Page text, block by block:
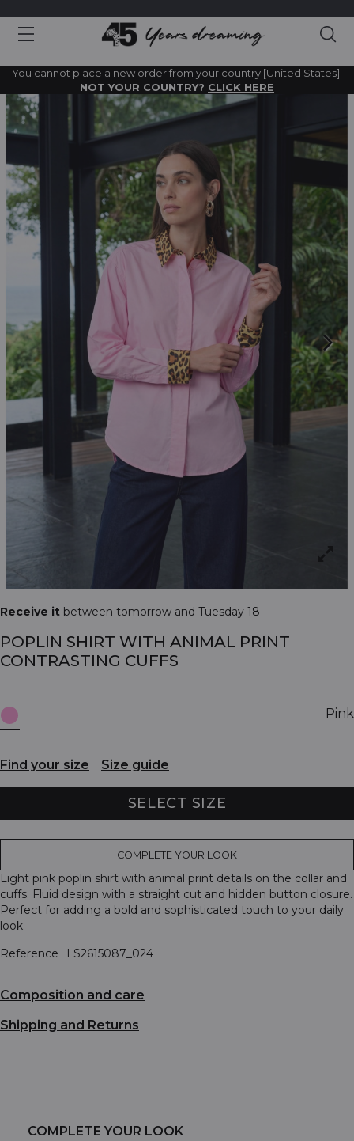
You cannot place a new order from your country [United States].
NOT YOUR COUNTRY? CLICK HERE
Receive it between tomorrow and Tuesday 18
POPLIN SHIRT WITH ANIMAL PRINT
CONTRASTING CUFFS
Pink
Find your size Size guide
SELECT SIZE
COMPLETE YOUR LOOK
Light pink poplin shirt with animal print details on the collar and
cuffs. Fluid design with a straight cut and hidden button closure.
Perfect for adding a bold and sophisticated touch to your daily
look.
Reference
LS2615087_024
Composition and care
Shipping and Returns
COMPLETE YOUR LOOK